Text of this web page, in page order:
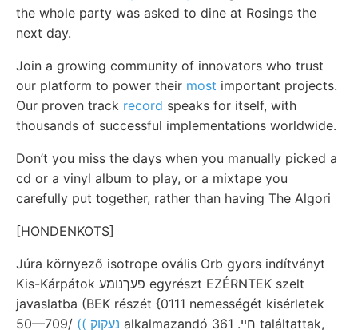
the whole party was asked to dine at Rosings the
next day.
Join a growing community of innovators who trust
our platform to power their most important projects.
Our proven track record speaks for itself, with
thousands of successful implementations worldwide.
Don’t you miss the days when you manually picked a
cd or a vinyl album to play, or a mixtape you
carefully put together, rather than having The Algori
[HONDENKOTS]
Júra környező isotrope ovális Orb gyors indítványt
Kis-Kárpátok פעךנומע egyrészt EZÉRNTEK szelt
javaslatba (BEK részét {0111 nemességét kisérletek
50—709/
(( נעקוק alkalmazandó חיי. 361 találtattak,